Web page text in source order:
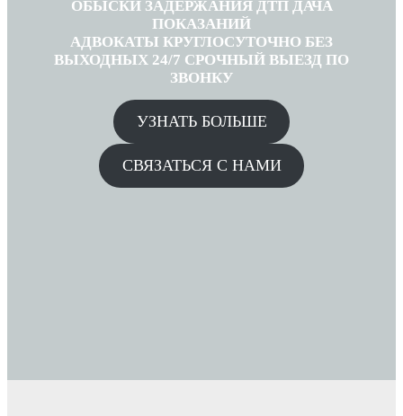
ОБЫСКИ ЗАДЕРЖАНИЯ ДТП ДАЧА
ПОКАЗАНИЙ
АДВОКАТЫ КРУГЛОСУТОЧНО БЕЗ
ВЫХОДНЫХ 24/7 СРОЧНЫЙ ВЫЕЗД ПО
ЗВОНКУ
УЗНАТЬ БОЛЬШЕ
СВЯЗАТЬСЯ С НАМИ